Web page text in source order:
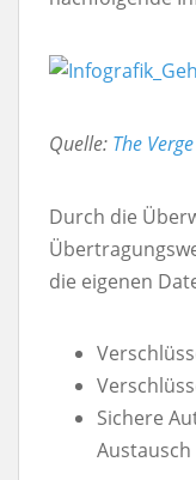
Quelle: The
Durch die
die eigenen
Sichere
Austausch